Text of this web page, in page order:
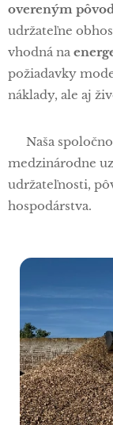
overeným
udržateľne
vhodná na
požiadavky
náklady, ale aj
✅ Naša
medzinárodne
udržateľnosti,
hospodárstva.